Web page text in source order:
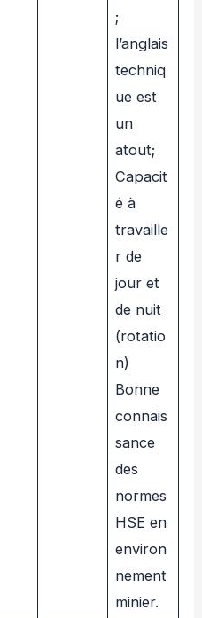
;
l’anglais
techniq
ue est
un
atout;
Capacit
é à
travaille
r de
jour et
de nuit
(rotatio
n)
Bonne
connais
sance
des
normes
HSE en
environ
nement
minier.